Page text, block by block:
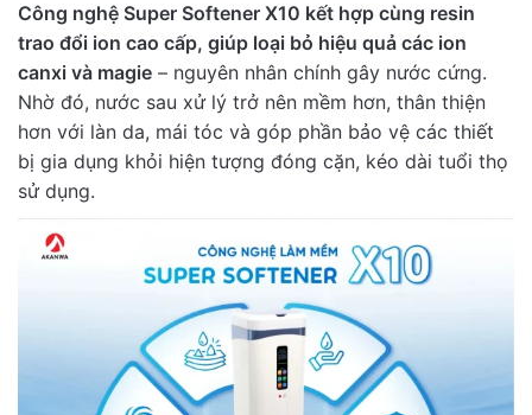
Công nghệ Super Softener X10 kết hợp cùng resin
trao đổi ion cao cấp, giúp loại bỏ hiệu quả các ion
canxi và magie – nguyên nhân chính gây nước cứng.
Nhờ đó, nước sau xử lý trở nên mềm hơn, thân thiện
hơn với làn da, mái tóc và góp phần bảo vệ các thiết
bị gia dụng khỏi hiện tượng đóng cặn, kéo dài tuổi thọ
sử dụng.